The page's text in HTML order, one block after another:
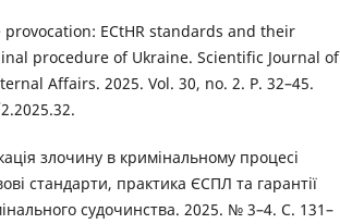
ECtHR standards and their
procedure of Ukraine. Scientific Journal of
Affairs. 2025. Vol. 30, no. 2. P. 32–45.
злочину в кримінальному процесі
стандарти, практика ЄСПЛ та гарантії
судочинства. 2025. № 3–4. С. 131–